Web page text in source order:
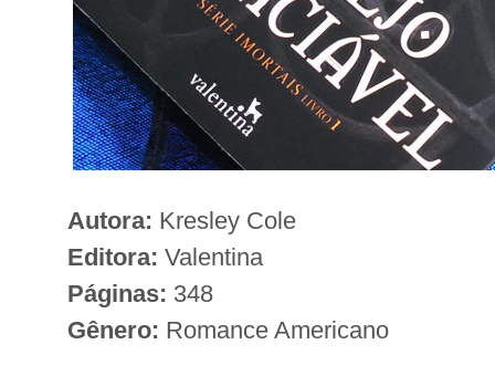
Autora: Kresley Cole
Editora: Valentina
Páginas: 348
Gênero: Romance Americano